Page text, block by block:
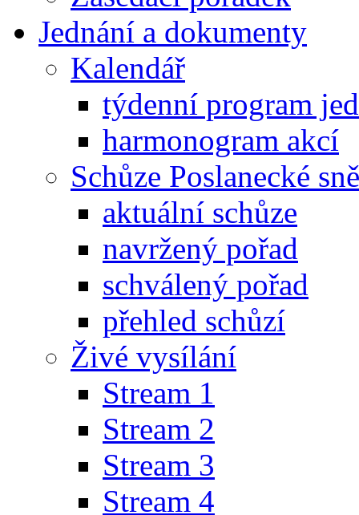
Jednání a dokumenty
Kalendář
týdenní program
harmonogram akcí
Schůze Poslanecké
aktuální schůze
navržený pořad
schválený pořad
přehled schůzí
Živé vysílání
Stream 1
Stream 2
Stream 3
Stream 4